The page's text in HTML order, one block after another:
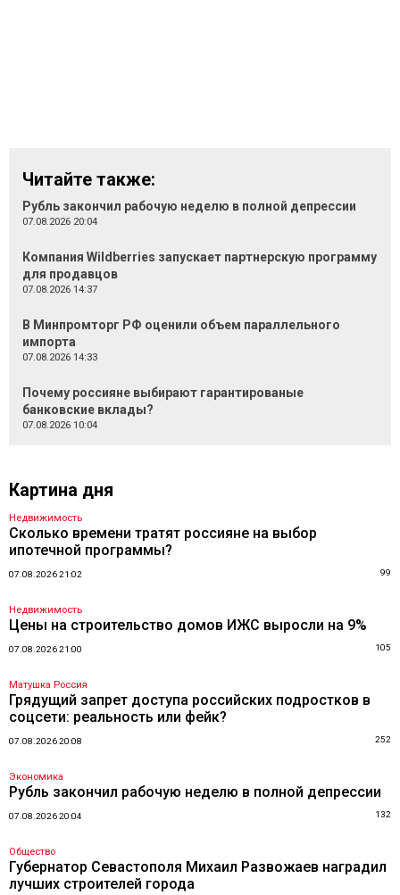
Читайте также:
Рубль закончил рабочую неделю в полной депрессии
07.08.2026 20:04
Компания Wildberries запускает партнерскую программу
для продавцов
07.08.2026 14:37
В Минпромторг РФ оценили объем параллельного
импорта
07.08.2026 14:33
Почему россияне выбирают гарантированые
банковские вклады?
07.08.2026 10:04
Картина дня
Недвижимость
Сколько времени тратят россияне на выбор
ипотечной программы?
07.08.2026 21:02 99
Недвижимость
Цены на строительство домов ИЖС выросли на 9%
07.08.2026 21:00 105
Матушка Россия
Грядущий запрет доступа российских подростков в
соцсети: реальность или фейк?
07.08.2026 20:08 252
Экономика
Рубль закончил рабочую неделю в полной депрессии
07.08.2026 20:04 132
Общество
Губернатор Севастополя Михаил Развожаев наградил
лучших строителей города